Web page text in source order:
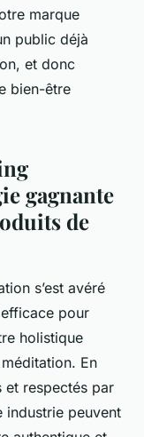
marque
public déjà
et donc
bien-être
gagnante
de
s’est avéré
pour
holistique
En
et respectés par
industrie peuvent